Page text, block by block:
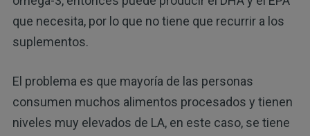
que necesita, por lo que no tiene que recurrir a los
suplementos.
El problema es que mayoría de las personas
consumen muchos alimentos procesados y tienen
niveles muy elevados de LA, en este caso, se tiene